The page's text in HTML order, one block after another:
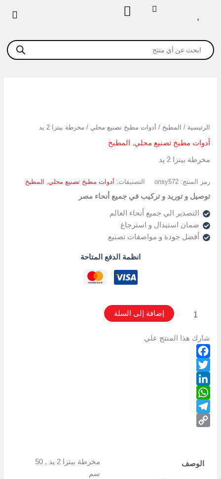
Products
search
الرئيسية / المطبخ / أدوات مطبخ تصنيع محلي / مخرطة بيتزا 2 يد
أدوات مطبخ تصنيع محلي, المطبخ
مخرطة بيتزا 2 يد
رمز المنتج:onsy572 التصنيفات: أدوات مطبخ تصنيع محلي المطبخ
توصيل و توريد و تركيب في جميع أنحاء مصر
التصدير الي جميع أنحاء العالم
ضمان استبدال و استرجاع
أفضل جودة و مواصفات تصنيع
انظمة الدفع المتاحة
يد
إضافة إلى السلة
شارك هذا المنتج علي
Facebook
Twitter
LinkedIn
WhatsApp
Telegram
الوصف
مخرطة بيتزا 2 يد , 50
سم